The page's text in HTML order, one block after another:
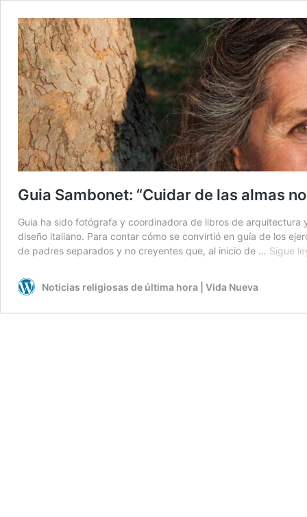
Guia Sambonet: “Cuidar de las almas
Guia ha sido fotógrafa y coordinadora de libros de
diseño italiano. Para contar cómo se convirtió en guía de los
de padres separados y no creyentes que, al inicio de … Sigue
Noticias religiosas de última hora | Vida Nueva